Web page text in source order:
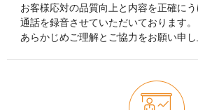
お客様応対の品質向上と内容を正確にう
通話を録音させていただいております。
あらかじめご理解とご協力をお願い申し